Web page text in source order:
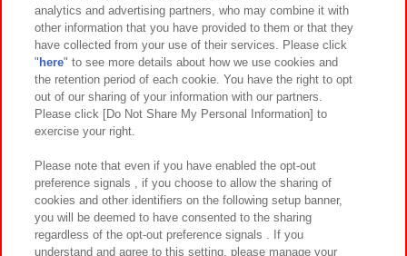
関連会社 サステナビリティ サイトポリシー
プライバシーポリシー ウェブアクセシビリティ方針と検証結果
お取引先さまとともに
カスタマーハラスメント対応方針 よくあるご質問・お問い合わせ
analytics and advertising partners, who may combine it with
other information that you have provided to them or that they
have collected from your use of their services. Please click
" here" to see more details about how we use cookies and
the retention period of each cookie. You have the right to opt
out of our sharing of your information with our partners.
Please click [Do Not Share My Personal Information] to
exercise your right.
Please note that even if you have enabled the opt-out
preference signals , if you choose to allow the sharing of
cookies and other identifiers on the following setup banner,
you will be deemed to have consented to the sharing
regardless of the opt-out preference signals . If you
understand and agree to this setting, please manage your